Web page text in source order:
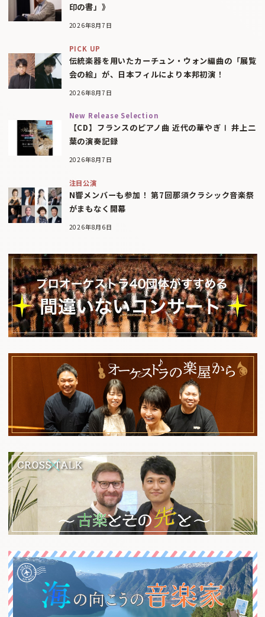
印の書」》
2026年8月7日
PICK UP
伝統楽器を用いたカーチュン・ウォン編曲の「展覧
会の絵」が、日本フィルにより本邦初演！
2026年8月7日
New Release Selection
【CD】フランスのピアノ曲 近代の華やぎⅠ 井上二
葉の演奏記録
2026年8月7日
注目公演
N響メンバーも参加！ 第7回那須クラシック音楽祭
がまもなく開幕
2026年8月6日